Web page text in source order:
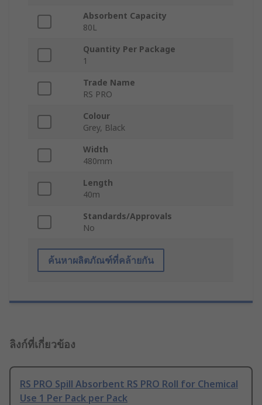
Absorbent Capacity
80L
Quantity Per Package
1
Trade Name
RS PRO
Colour
Grey, Black
Width
480mm
Length
40m
Standards/Approvals
No
ค้นหาผลิตภัณฑ์ที่คล้ายกัน
ลิงก์ที่เกี่ยวข้อง
RS PRO Spill Absorbent RS PRO Roll for Chemical
Use 1 Per Pack per Pack